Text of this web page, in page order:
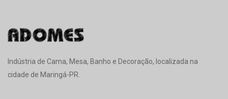
Indústria de Cama, Mesa, Banho e Decoração, localizada na
cidade de Maringá-PR.